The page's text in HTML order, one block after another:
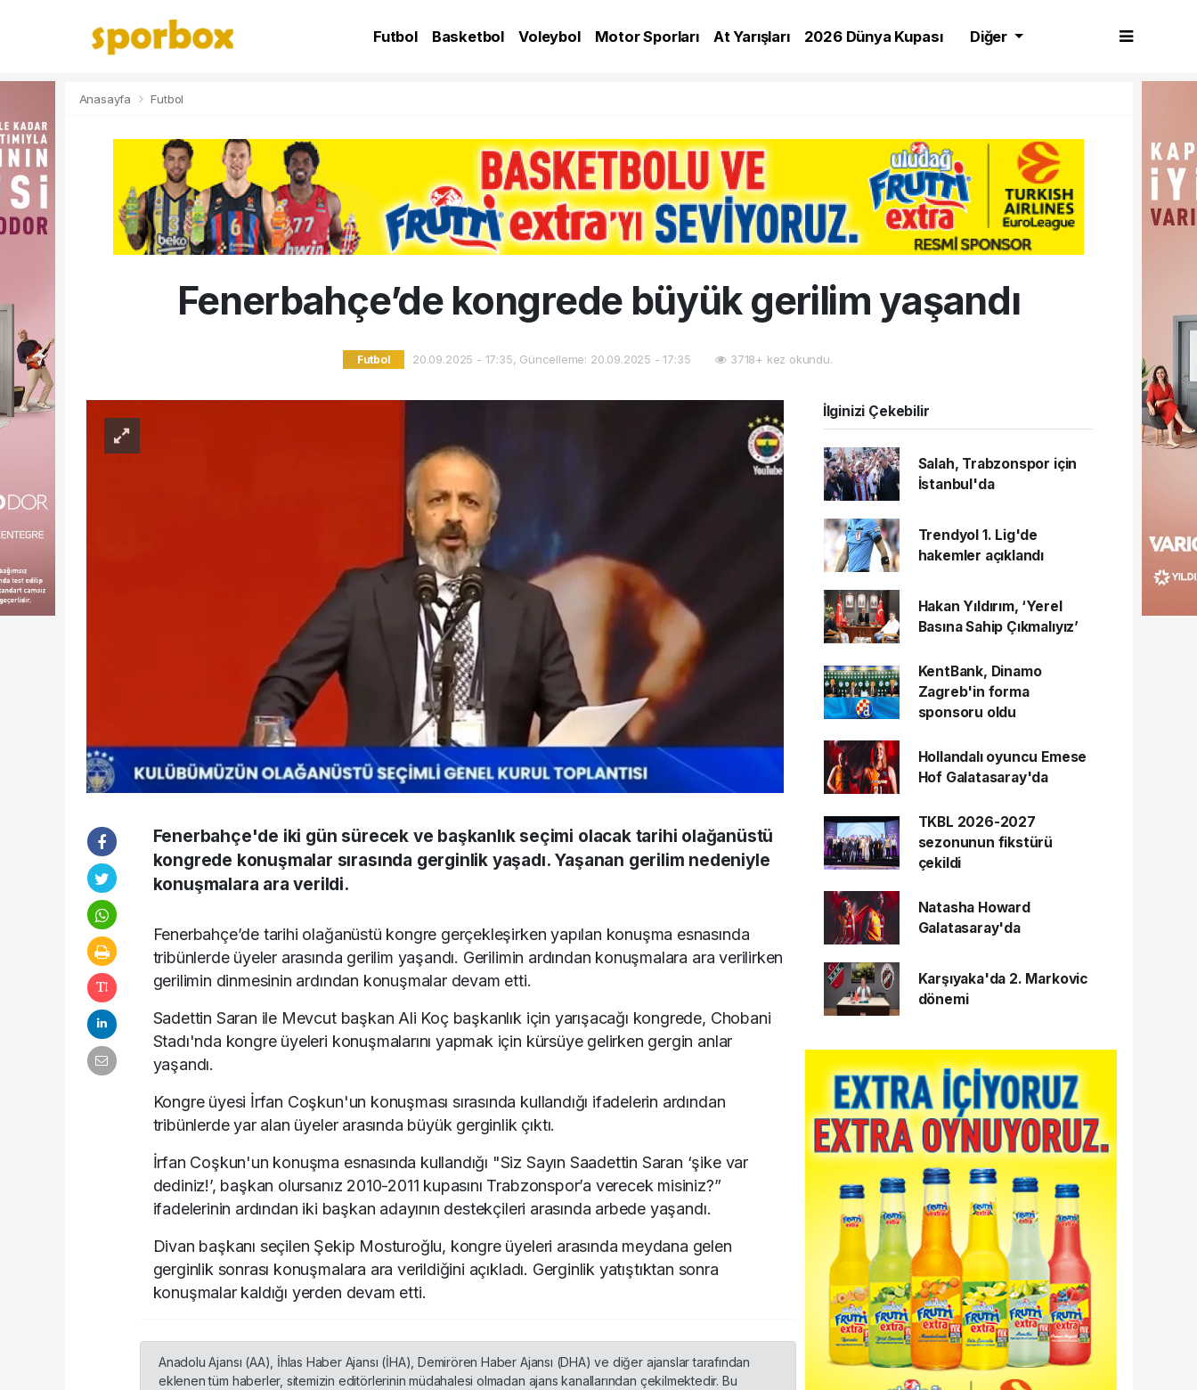
Futbol Basketbol Voleybol Motor Sporları At Yarışları
2026 Dünya Kupası
Diğer
Anasayfa Futbol
Fenerbahçe’de kongrede büyük gerilim yaşandı
Futbol 20.09.2025 - 17:35, Güncelleme: 20.09.2025 - 17:35 3718+ kez okundu.
Fenerbahçe'de iki gün sürecek ve başkanlık seçimi olacak tarihi olağanüstü
kongrede konuşmalar sırasında gerginlik yaşadı. Yaşanan gerilim nedeniyle
konuşmalara ara verildi.
Fenerbahçe’de tarihi olağanüstü kongre gerçekleşirken yapılan konuşma esnasında
tribünlerde üyeler arasında gerilim yaşandı. Gerilimin ardından konuşmalara ara verilirken
gerilimin dinmesinin ardından konuşmalar devam etti.
Sadettin Saran ile Mevcut başkan Ali Koç başkanlık için yarışacağı kongrede, Chobani
Stadı'nda kongre üyeleri konuşmalarını yapmak için kürsüye gelirken gergin anlar
yaşandı.
Kongre üyesi İrfan Coşkun'un konuşması sırasında kullandığı ifadelerin ardından
tribünlerde yar alan üyeler arasında büyük gerginlik çıktı.
İrfan Coşkun'un konuşma esnasında kullandığı "Siz Sayın Saadettin Saran ‘şike var
dediniz!’, başkan olursanız 2010-2011 kupasını Trabzonspor’a verecek misiniz?”
ifadelerinin ardından iki başkan adayının destekçileri arasında arbede yaşandı.
Divan başkanı seçilen Şekip Mosturoğlu, kongre üyeleri arasında meydana gelen
gerginlik sonrası konuşmalara ara verildiğini açıkladı. Gerginlik yatıştıktan sonra
konuşmalar kaldığı yerden devam etti.
Anadolu Ajansı (AA), İhlas Haber Ajansı (İHA), Demirören Haber Ajansı (DHA) ve diğer ajanslar tarafından
eklenen tüm haberler, sitemizin editörlerinin müdahalesi olmadan ajans kanallarından çekilmektedir. Bu
İlginizi Çekebilir
Salah, Trabzonspor için
İstanbul'da
Trendyol 1. Lig'de
hakemler açıklandı
Hakan Yıldırım, ‘Yerel
Basına Sahip Çıkmalıyız’
KentBank, Dinamo
Zagreb'in forma
sponsoru oldu
Hollandalı oyuncu Emese
Hof Galatasaray'da
TKBL 2026-2027
sezonunun fikstürü
çekildi
Natasha Howard
Galatasaray'da
Karşıyaka'da 2. Markovic
dönemi